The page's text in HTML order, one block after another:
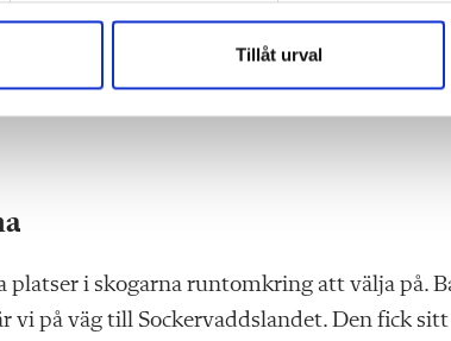
Tillåt urval
Tilda, Joline och deras kompisar på fritids.
räknar dem innan de ger sig i väg på led. I
platser i skogarna runtomkring att välja på.
vi på väg till Sockervaddslandet. Den fick